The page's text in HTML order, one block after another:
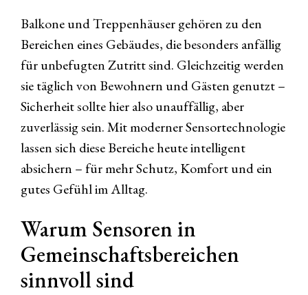
Balkone und Treppenhäuser gehören zu den
Bereichen eines Gebäudes, die besonders anfällig
für unbefugten Zutritt sind. Gleichzeitig werden
sie täglich von Bewohnern und Gästen genutzt –
Sicherheit sollte hier also unauffällig, aber
zuverlässig sein. Mit moderner Sensortechnologie
lassen sich diese Bereiche heute intelligent
absichern – für mehr Schutz, Komfort und ein
gutes Gefühl im Alltag.
Warum Sensoren in
Gemeinschaftsbereichen
sinnvoll sind